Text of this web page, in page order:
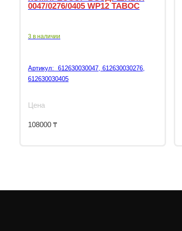
0047/0276/0405 WP12 TABOC
3 в наличии
Артикул: 612630030047, 612630030276,
612630030405
Цена
108000 ₸